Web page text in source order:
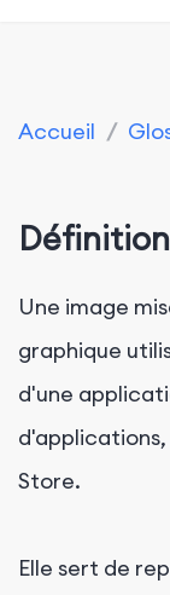
Accueil /
Définition
Une image
graphique
d'une
Store.
Elle sert de